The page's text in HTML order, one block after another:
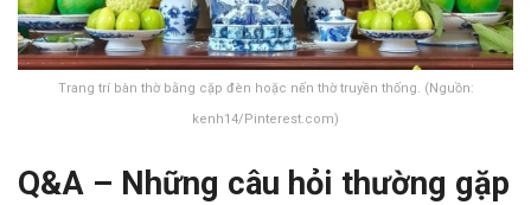
Trang trí bàn thờ bằng cặp đèn hoặc nến thờ truyền thống. (Nguồn:
kenh14/Pinterest.com)
Q&A – Những câu hỏi thường gặp